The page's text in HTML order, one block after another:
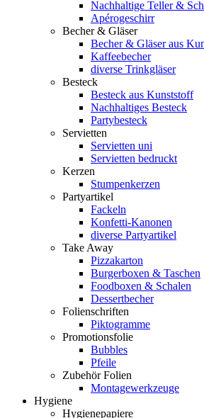
Nachhaltige Teller &
Apérogeschirr
Becher & Gläser
Becher & Gläser aus
Kaffeebecher
diverse Trinkgläser
Besteck
Besteck aus Kunststoff
Nachhaltiges Besteck
Partybesteck
Servietten
Servietten uni
Servietten bedruckt
Kerzen
Stumpenkerzen
Partyartikel
Fackeln
Konfetti-Kanonen
diverse Partyartikel
Take Away
Pizzakarton
Burgerboxen & Taschen
Foodboxen & Schalen
Dessertbecher
Folienschriften
Piktogramme
Promotionsfolie
Bubbles
Pfeile
Zubehör Folien
Montagewerkzeuge
Hygiene
Hygienepapiere